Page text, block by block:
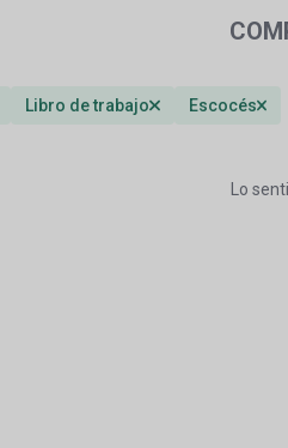
Libro de trabajo Escocés
Lo